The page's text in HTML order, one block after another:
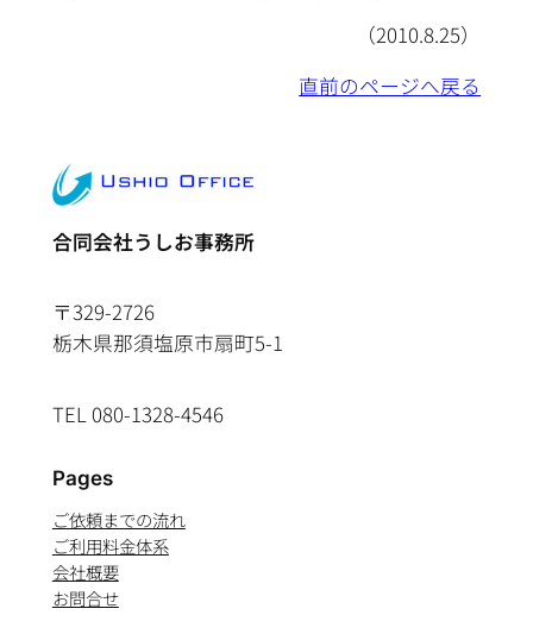
（2010.8.25）
直前のページへ戻る
合同会社うしお事務所
〒329-2726
栃木県那須塩原市扇町5-1
TEL 080-1328-4546
Pages
ご依頼までの流れ
ご利用料金体系
会社概要
お問合せ